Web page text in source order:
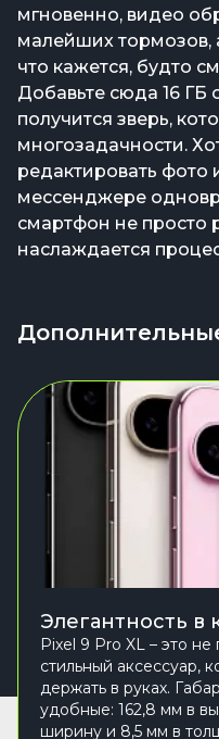
мгновенно, видео
малейших тормозов,
что кажется, будто
Добавьте сюда 16 ГБ
получится зверь,
многозадачности.
редактировать фото
мессенджере
смартфон не просто
наслаждается
Элегантность в
Pixel 9 Pro XL – это
стильный аксессуар,
держать в руках.
удобные: 162,8 мм в
ширину и 8,5 мм в